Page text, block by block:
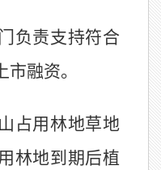
负责支持符合
融资。
占用林地草地
林地到期后植